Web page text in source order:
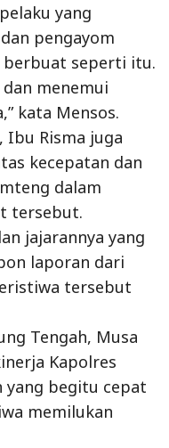
seperti itu.
dan menemui
kata Mensos.
Risma juga
kecepatan dan
dalam
tersebut.
jajarannya yang
laporan dari
tersebut
Tengah, Musa
Kapolres
begitu cepat
memilukan
telah diamankan
Tengah